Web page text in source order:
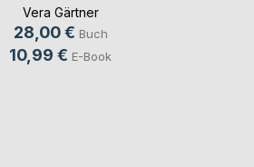
Vera Gärtner
28,00 € Buch
10,99 € E-Book